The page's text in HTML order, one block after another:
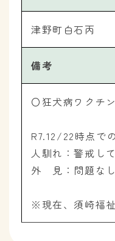
津野町白石丙
備考
〇狂犬病ワクチ
R7.12/22時点で
人馴れ：警戒し
外 見：問題なし
※現在、須崎福